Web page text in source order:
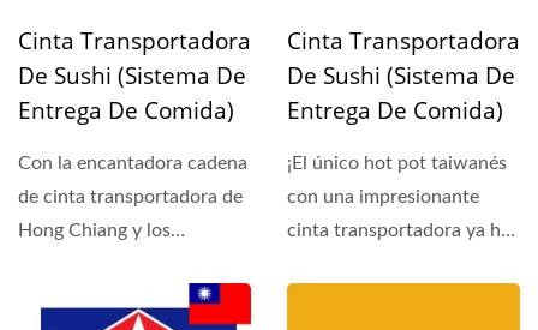
Cinta Transportadora
De Sushi (Sistema De
Entrega De Comida)
Con la encantadora cadena
de cinta transportadora de
Hong Chiang y los
Cinta Transportadora
De Sushi (Sistema De
Entrega De Comida)
¡El único hot pot taiwanés
con una impresionante
cinta transportadora ya ha